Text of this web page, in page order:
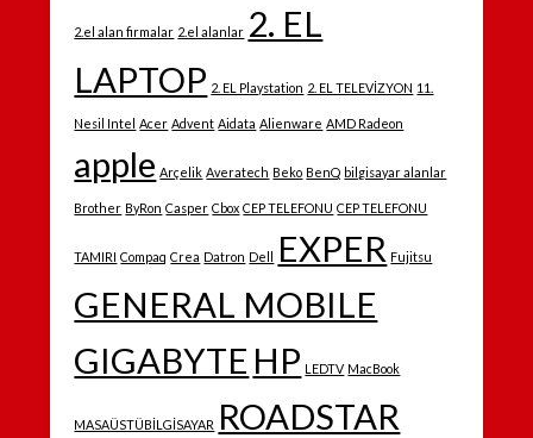
2.el alan firmalar 2.el alanlar 2. EL
LAPTOP 2. EL Playstation 2. EL TELEVİZYON 11.
Nesil Intel Acer Advent Aidata Alienware AMD Radeon
apple Arçelik Averatech Beko BenQ bilgisayar alanlar
Brother ByRon Casper Cbox CEP TELEFONU CEP TELEFONU
TAMIRI Compaq Crea Datron Dell EXPER Fujitsu
GENERAL MOBILE
GIGABYTE HP LEDTV MacBook
MASAÜSTÜBİLGİSAYAR ROADSTAR